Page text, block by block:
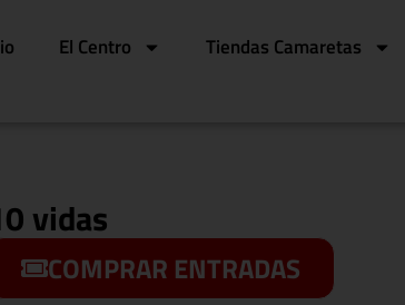
El Centro Tiendas Camaretas
vidas
COMPRAR ENTRADAS